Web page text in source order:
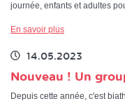
journée, enfants et adultes
En savoir plus
14.05.2023
Nouveau ! Un
Depuis cette année, c'est